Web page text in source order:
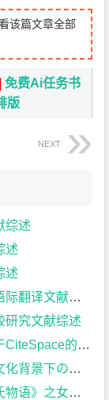
该篇文章全部
|免费Ai任务书
版
NEXT
综述
述
述
译文献综述
研究文献综述
视化分析文献综述
厳感について文献综述
性观文献综述